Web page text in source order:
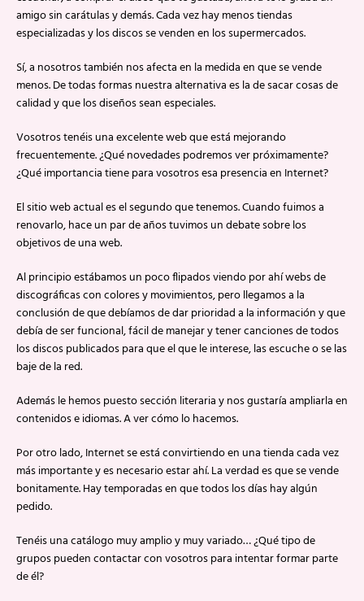
amigo sin carátulas y demás. Cada vez hay menos tiendas
especializadas y los discos se venden en los supermercados.
Sí, a nosotros también nos afecta en la medida en que se vende
menos. De todas formas nuestra alternativa es la de sacar cosas de
calidad y que los diseños sean especiales.
Vosotros tenéis una excelente web que está mejorando
frecuentemente. ¿Qué novedades podremos ver próximamente?
¿Qué importancia tiene para vosotros esa presencia en Internet?
El sitio web actual es el segundo que tenemos. Cuando fuimos a
renovarlo, hace un par de años tuvimos un debate sobre los
objetivos de una web.
Al principio estábamos un poco flipados viendo por ahí webs de
discográficas con colores y movimientos, pero llegamos a la
conclusión de que debíamos de dar prioridad a la información y que
debía de ser funcional, fácil de manejar y tener canciones de todos
los discos publicados para que el que le interese, las escuche o se las
baje de la red.
Además le hemos puesto sección literaria y nos gustaría ampliarla en
contenidos e idiomas. A ver cómo lo hacemos.
Por otro lado, Internet se está convirtiendo en una tienda cada vez
más importante y es necesario estar ahí. La verdad es que se vende
bonitamente. Hay temporadas en que todos los días hay algún
pedido.
Tenéis una catálogo muy amplio y muy variado… ¿Qué tipo de
grupos pueden contactar con vosotros para intentar formar parte
de él?